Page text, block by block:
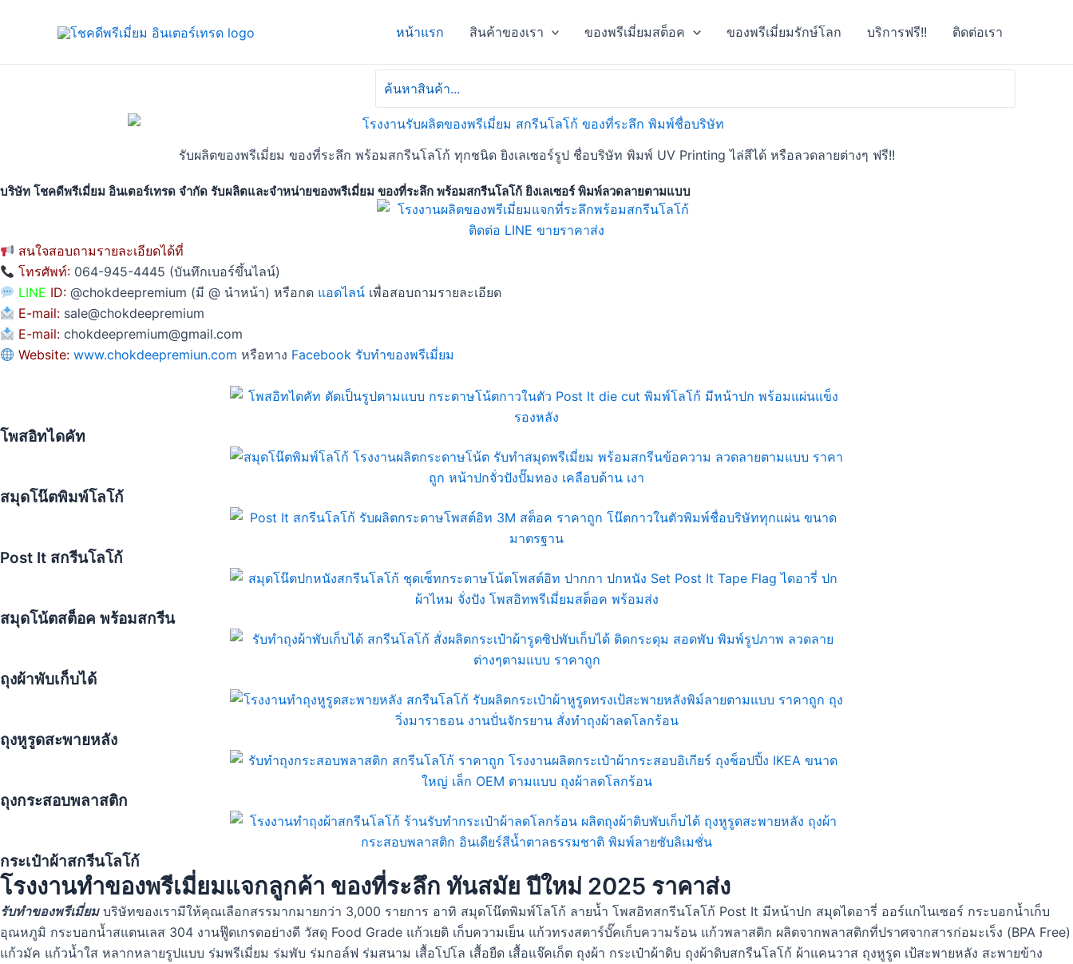
หน้าแรก สินค้าของเรา ของพรีเมี่ยมสต็อค ของพรีเมี่ยมรักษ์โลก บริการฟรี!! ติดต่อเรา
for:
รับผลิตของพรีเมี่ยม ของที่ระลึก พร้อมสกรีนโลโก้ ทุกชนิด ยิงเลเซอร์รูป ชื่อบริษัท พิมพ์ UV Printing ไล่สีได้ หรือลวดลายต่างๆ ฟรี!!
บริษัท โชคดีพรีเมี่ยม อินเตอร์เทรด จำกัด รับผลิตและจำหน่ายของพรีเมี่ยม ของที่ระลึก พร้อมสกรีนโลโก้ ยิงเลเซอร์ พิมพ์ลวดลายตามแบบ
สนใจสอบถามรายละเอียดได้ที่
โทรศัพท์: 064-945-4445 (บันทึกเบอร์ขึ้นไลน์)
LINE ID: @chokdeepremium (มี @ นำหน้า) หรือกด แอดไลน์ เพื่อสอบถามรายละเอียด
E-mail: sale@chokdeepremium
E-mail: chokdeepremium@gmail.com
Website:www.chokdeepremiun.com หรือทาง Facebook รับทำของพรีเมี่ยม
โพสอิทไดคัท
สมุดโน๊ตพิมพ์โลโก้
Post It สกรีนโลโก้
สมุดโน้ตสต็อค พร้อมสกรีน
ถุงผ้าพับเก็บได้
ถุงหูรูดสะพายหลัง
ถุงกระสอบพลาสติก
กระเป๋าผ้าสกรีนโลโก้
โรงงานทำของพรีเมี่ยมแจกลูกค้า ของที่ระลึก ทันสมัย ปีใหม่ 2025 ราคาส่ง
รับทำของพรีเมี่ยมบริษัทของเรามีให้คุณเลือกสรรมากมายกว่า 3,000 รายการ อาทิ สมุดโน๊ตพิมพ์โลโก้ ลายน้ำ โพสอิทสกรีนโลโก้ Post It มีหน้าปก สมุดไดอารี่ ออร์แกไนเซอร์ กระบอกน้ำเก็บ
อุณหภูมิ กระบอกน้ำสแตนเลส 304 งานฟู๊ดเกรดอย่างดี วัสดุ Food Grade แก้วเยติ เก็บความเย็น แก้วทรงสตาร์บั๊คเก็บความร้อน แก้วพลาสติก ผลิตจากพลาสติกที่ปราศจากสารก่อมะเร็ง (BPA Free)
แก้วมัค แก้วน้ำใส หลากหลายรูปแบบ ร่มพรีเมี่ยม ร่มพับ ร่มกอล์ฟ ร่มสนาม เสื้อโปโล เสื้อยืด เสื้อแจ๊คเก็ต ถุงผ้า กระเป๋าผ้าดิบ ถุงผ้าดิบสกรีนโลโก้ ผ้าแคนวาส ถุงหูรูด เป้สะพายหลัง สะพายข้าง